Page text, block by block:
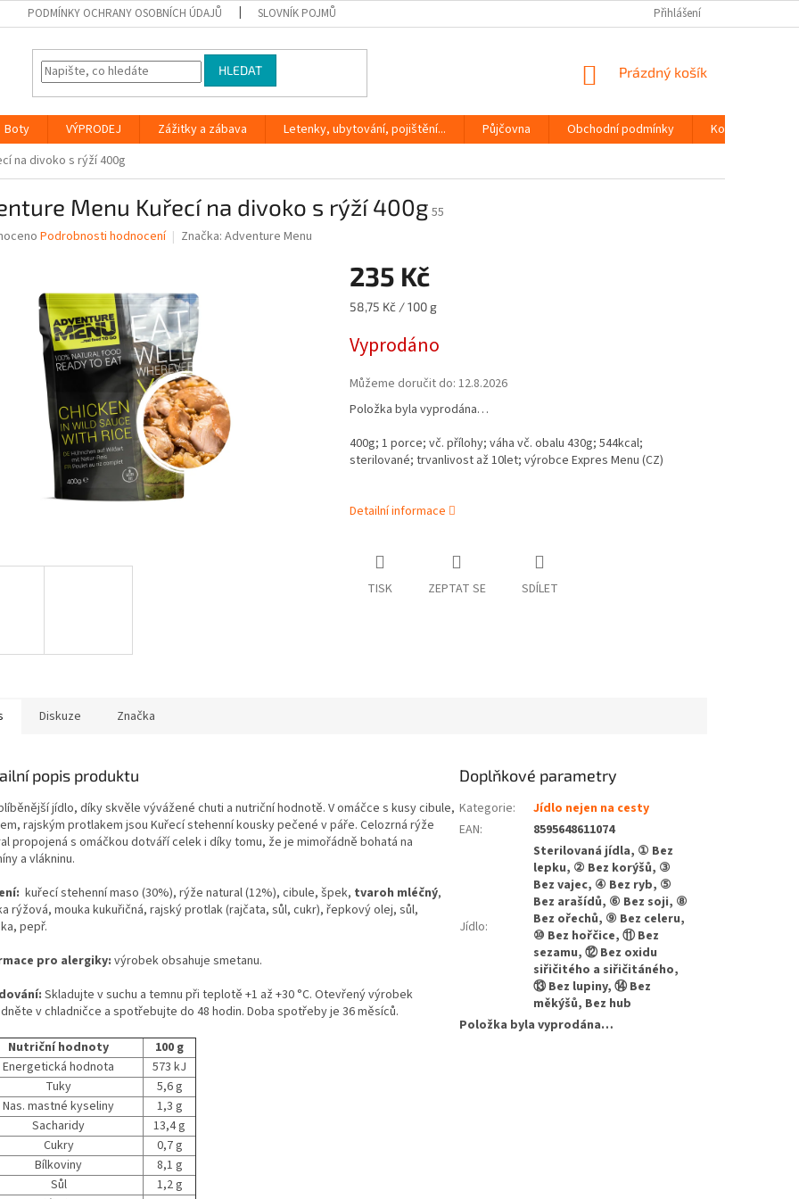
PODMÍNKY OCHRANY OSOBNÍCH ÚDAJŮ SLOVNÍK POJMŮ Přihlášení
HLEDAT
NÁKUPNÍ
Prázdný košík
Boty VÝPRODEJ Zážitky a zábava Letenky, ubytování, pojištění... Půjčovna Obchodní podmínky
Kontakty
na divoko s rýží 400g
Menu Kuřecí na divoko s rýží 400g 55
Podrobnosti hodnocení Značka: Adventure Menu
235 Kč
Měrná
58,75 Kč / 100 g
Vyprodáno
Můžeme doručit do: 12.8.2026
Položka byla vyprodána…
400g; 1 porce; vč. přílohy; váha vč. obalu 430g; 544kcal;
sterilované; trvanlivost až 10let; výrobce Expres Menu (CZ)
Detailní informace
TISK ZEPTAT SE SDÍLET
Diskuze Značka
popis produktu
jídlo, díky skvěle vývážené chuti a nutriční hodnotě. V omáčce s kusy cibule,
rajským protlakem jsou Kuřecí stehenní kousky pečené v páře. Celozrná rýže
propojená s omáčkou dotváří celek i díky tomu, že je mimořádně bohatá na
a vlákninu.
kuřecí stehenní maso (30%), rýže natural (12%), cibule, špek, tvaroh mléčný,
rýžová, mouka kukuřičná, rajský protlak (rajčata, sůl, cukr), řepkový olej, sůl,
pepř.
pro alergiky: výrobek obsahuje smetanu.
Skladujte v suchu a temnu při teplotě +1 až +30 °C. Otevřený výrobek
v chladničce a spotřebujte do 48 hodin. Doba spotřeby je 36 měsíců.
Nutriční hodnoty
100 g
Energetická hodnota
573 kJ
Tuky
5,6 g
Nas. mastné kyseliny
1,3 g
Sacharidy
13,4 g
Cukry
0,7 g
Bílkoviny
8,1 g
Sůl
1,2 g
Doplňkové parametry
Kategorie:
Jídlo nejen na cesty
EAN: 8595648611074
Jídlo:
Sterilovaná jídla, ① Bez
lepku, ② Bez korýšů, ③
Bez vajec, ④ Bez ryb, ⑤
Bez arašídů, ⑥ Bez soji, ⑧
Bez ořechů, ⑨ Bez celeru,
⑩ Bez hořčice, ⑪ Bez
sezamu, ⑫ Bez oxidu
siřičitého a siřičitáného,
⑬ Bez lupiny, ⑭ Bez
měkýšů, Bez hub
Položka byla vyprodána…